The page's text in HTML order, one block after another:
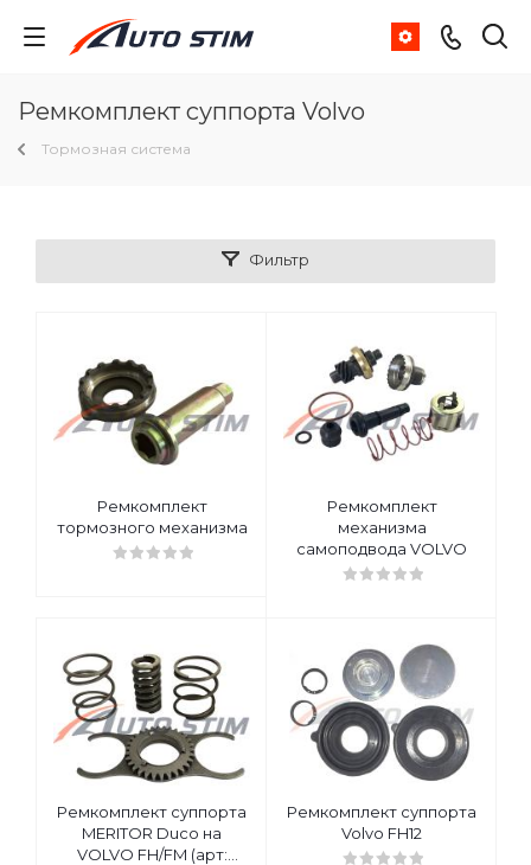
Ремкомплект суппорта Volvo
Тормозная система
Фильтр
Ремкомплект
тормозного механизма
Ремкомплект
механизма
самоподвода VOLVO
Ремкомплект суппорта
MERITOR Duco на
VOLVO FH/FM (арт:
Ремкомплект суппорта
Volvo FH12